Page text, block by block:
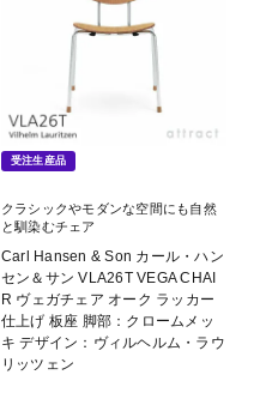
受注生産品
クラシックやモダンな空間にも自然
と馴染むチェア
Carl Hansen & Son カール・ハン
セン＆サン VLA26T VEGA CHAI
R ヴェガチェア オーク ラッカー
仕上げ 板座 脚部：クロームメッ
キ デザイン：ヴィルヘルム・ラウ
リッツェン